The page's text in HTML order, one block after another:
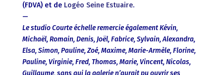
(FDVA) et deLogéo Seine Estuaire.
—
Le studio Courte échelle remercie également Kévin,
Michaël, Romain, Denis, Joël, Fabrice, Sylvain, Alexandra,
Elsa, Simon, Pauline, Zoé, Maxime, Marie-Armèle, Florine,
Pauline, Virginie, Fred, Thomas, Marie, Vincent, Nicolas,